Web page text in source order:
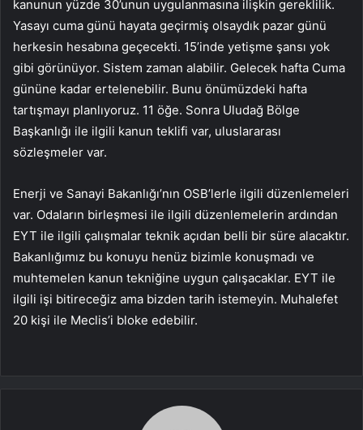
kanunun yüzde 30’unun uygulanmasına ilişkin gereklilik.
Yasayı cuma günü hayata geçirmiş olsaydık pazar günü
herkesin hesabına geçecekti. 15’inde yetişme şansı yok
gibi görünüyor. Sistem zaman alabilir. Gelecek hafta Cuma
gününe kadar ertelenebilir. Bunu önümüzdeki hafta
tartışmayı planlıyoruz. 11 öğe. Sonra Uludağ Bölge
Başkanlığı ile ilgili kanun teklifi var, uluslararası
sözleşmeler var.
Enerji ve Sanayi Bakanlığı’nın OSB’lerle ilgili düzenlemeleri
var. Odaların birleşmesi ile ilgili düzenlemelerin ardından
EYT ile ilgili çalışmalar teknik açıdan belli bir süre alacaktır.
Bakanlığımız bu konuyu henüz bizimle konuşmadı ve
muhtemelen kanun tekniğine uygun çalışacaklar. EYT ile
ilgili işi bitireceğiz ama bizden tarih istemeyin. Muhalefet
20 kişi ile Meclis’i bloke edebilir.